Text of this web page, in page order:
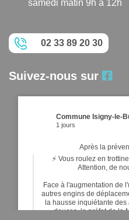
samedi matin 9h à 12h
02 33 89 20 30
Suivez-nous sur
Commune Isigny-le-
1 jours
Après la
⚡ Vous roulez en
Attention, de
Face à l'augmentation de
autres engins de
la hausse inquiétante
douces, le préfet de la